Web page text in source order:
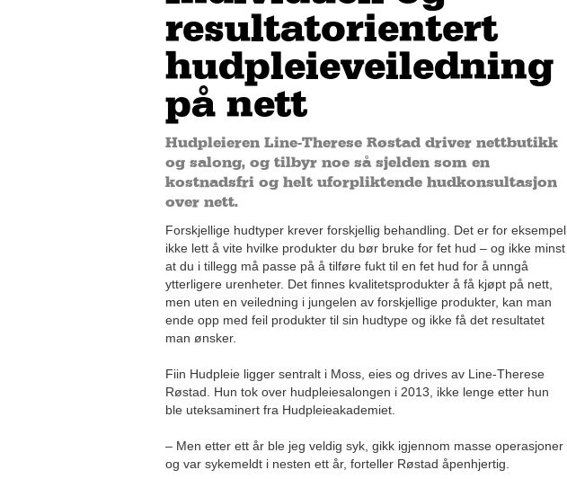
resultatorientert
hudpleieveiledning
på nett
Hudpleieren Line-Therese Røstad driver nettbutikk
og salong, og tilbyr noe så sjelden som en
kostnadsfri og helt uforpliktende hudkonsultasjon
over nett.
Forskjellige hudtyper krever forskjellig behandling. Det er for eksempel
ikke lett å vite hvilke produkter du bør bruke for fet hud – og ikke minst
at du i tillegg må passe på å tilføre fukt til en fet hud for å unngå
ytterligere urenheter. Det finnes kvalitetsprodukter å få kjøpt på nett,
men uten en veiledning i jungelen av forskjellige produkter, kan man
ende opp med feil produkter til sin hudtype og ikke få det resultatet
man ønsker.
Fiin Hudpleie ligger sentralt i Moss, eies og drives av Line-Therese
Røstad. Hun tok over hudpleiesalongen i 2013, ikke lenge etter hun
ble uteksaminert fra Hudpleieakademiet.
– Men etter ett år ble jeg veldig syk, gikk igjennom masse operasjoner
og var sykemeldt i nesten ett år, forteller Røstad åpenhjertig.